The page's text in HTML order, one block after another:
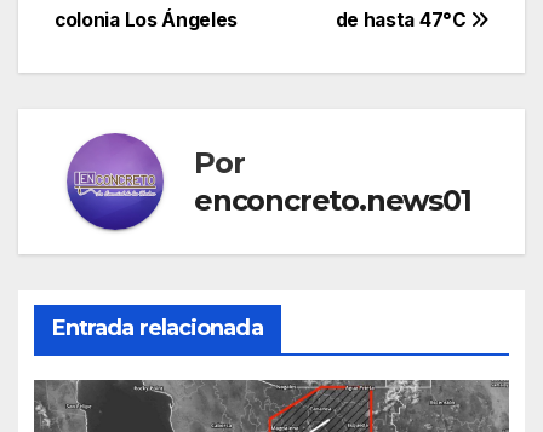
de hasta 47°C
colonia Los Ángeles
Por
enconcreto.news01
Entrada relacionada